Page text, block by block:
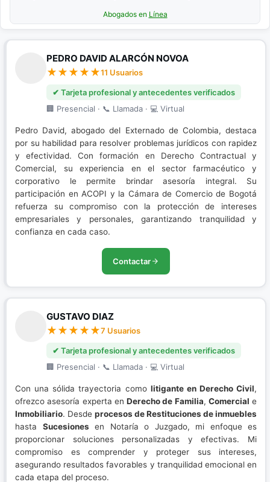
Abogados en Línea
PEDRO DAVID ALARCÓN NOVOA
11 Usuarios
✔ Tarjeta profesional y antecedentes verificados
🏢 Presencial · 📞 Llamada · 💻 Virtual
Pedro David, abogado del Externado de Colombia, destaca
por su habilidad para resolver problemas jurídicos con rapidez
y efectividad. Con formación en Derecho Contractual y
Comercial, su experiencia en el sector farmacéutico y
corporativo le permite brindar asesoría integral. Su
participación en ACOPI y la Cámara de Comercio de Bogotá
refuerza su compromiso con la protección de intereses
empresariales y personales, garantizando tranquilidad y
confianza en cada caso.
Contactar
GUSTAVO DIAZ
7 Usuarios
✔ Tarjeta profesional y antecedentes verificados
🏢 Presencial · 📞 Llamada · 💻 Virtual
Con una sólida trayectoria como litigante en Derecho Civil,
ofrezco asesoría experta en Derecho de Familia, Comercial e
Inmobiliario. Desde procesos de Restituciones de inmuebles
hasta Sucesiones en Notaría o Juzgado, mi enfoque es
proporcionar soluciones personalizadas y efectivas. Mi
compromiso es comprender y proteger sus intereses,
asegurando resultados favorables y tranquilidad emocional en
cada etapa del proceso.